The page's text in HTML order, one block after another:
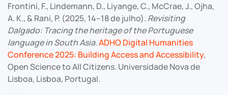
Frontini, F., Lindemann, D., Liyange, C., McCrae, J., Ojha,
A. K., & Rani, P. (2025, 14–18 de julho). Revisiting
Dalgado: Tracing the heritage of the Portuguese
language in South Asia.ADHO Digital Humanities
Conference 2025: Building Access and Accessibility,
Open Science to All Citizens. Universidade Nova de
Lisboa, Lisboa, Portugal.